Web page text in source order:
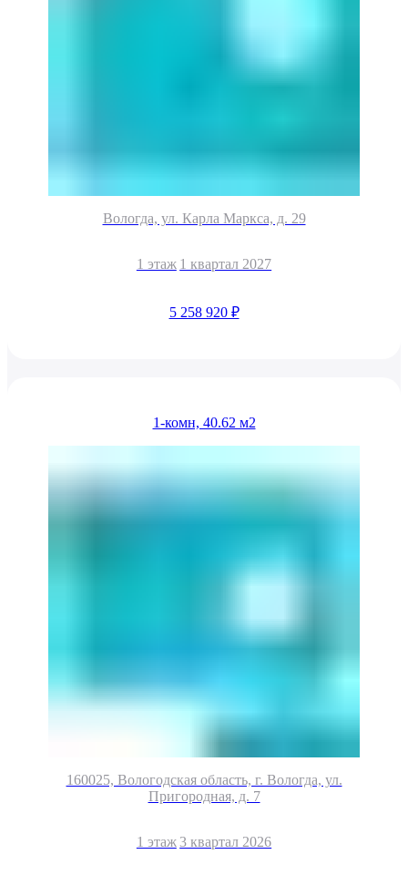
Вологда, ул. Карла Маркса, д. 29
1 этаж 1 квартал 2027
5 258 920 ₽
1-комн, 40.62 м2
160025, Вологодская область, г. Вологда, ул.
Пригородная, д. 7
1 этаж 3 квартал 2026